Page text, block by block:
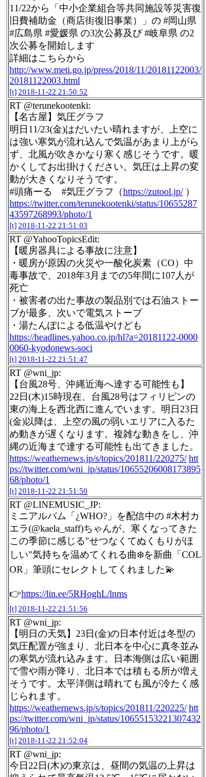
11/22から「中小企業組合等共同施設等災害復
旧費補助金（商店街復旧事業）」の #岡山県
#広島県 #愛媛県 の3次公募及び #岐阜県 の2
次公募を開始します
詳細はこちらから
http://www.meti.go.jp/press/2018/11/20181122003/
20181122003.html
[t] 2018-11-22 21:50:52
RT @terunekootenki:
【名古屋】気圧グラフ
明日11/23(金)はだいたい晴れますが、上空に
は強い寒気が流れ込んで気温があまり上がら
ず、北風が吹きかなり寒く感じそうです。暖
かくしてお出掛けください。気圧は上昇の変
動が大きくなりそうです。
#頭痛ーる #気圧グラフ（https://zutool.jp/）
https://twitter.com/terunekootenki/status/10655287
43597268993/photo/1
[t] 2018-11-22 21:51:03
RT @YahooTopicsEdit:
【暖房器具による事故に注意】
・暖房が原因の火災や一酸化炭素（CO）中
毒事故で、2018年3月までの5年間に107人が
死亡
・被害者の出た事故の製品別では石油ストー
ブが最多、次いで電気ストーブ
・湯たんぽによる低温やけども
https://headlines.yahoo.co.jp/hl?a=20181122-0000
0060-kyodonews-soci
[t] 2018-11-22 21:51:47
RT @wni_jp:
【台風28号、沖縄近海へ達する可能性も】
22日(木)15時現在、台風28号はフィリピンの
東の海上を西北西に進んでいます。明日23日
(金)以降は、上空の風の弱いエリアに入るた
め動きが遅くなります。複雑な動きをし、沖
縄の近海まで達する可能性も出てきました。
https://weathernews.jp/s/topics/201811/220275/ htt
ps://twitter.com/wni_jp/status/10655206008173895
68/photo/1
[t] 2018-11-22 21:51:50
RT @LINEMUSIC_JP:
ミニアルバム「¿WHO?」を配信中の #木村カ
エラ(@kaela_staff)ちゃんが、寒くなってきた
この季節に感じる"せつなくてぬくもりがほ
しい"気持ちを温めてくれる曲❄️を新曲「COL
OR」筆頭にセレクトしてくれました💫
👉https://lin.ee/5RHoghL/lnms
[t] 2018-11-22 21:51:56
RT @wni_jp:
【明日の天気】23日(金)の日本付近は冬型の
気圧配置が強まり、北日本を中心に真冬並み
の寒気が流れ込みます。日本海側は広い範囲
で雪や雨が降り、北日本では積もる所が増え
そうです。太平洋側は晴れても風が冷たく感
じられます。
https://weathernews.jp/s/topics/201811/220225/ htt
ps://twitter.com/wni_jp/status/10655153221307432
96/photo/1
[t] 2018-11-22 21:52:04
RT @wni_jp:
今日22日(木)の東京は、昼間の気温の上昇は